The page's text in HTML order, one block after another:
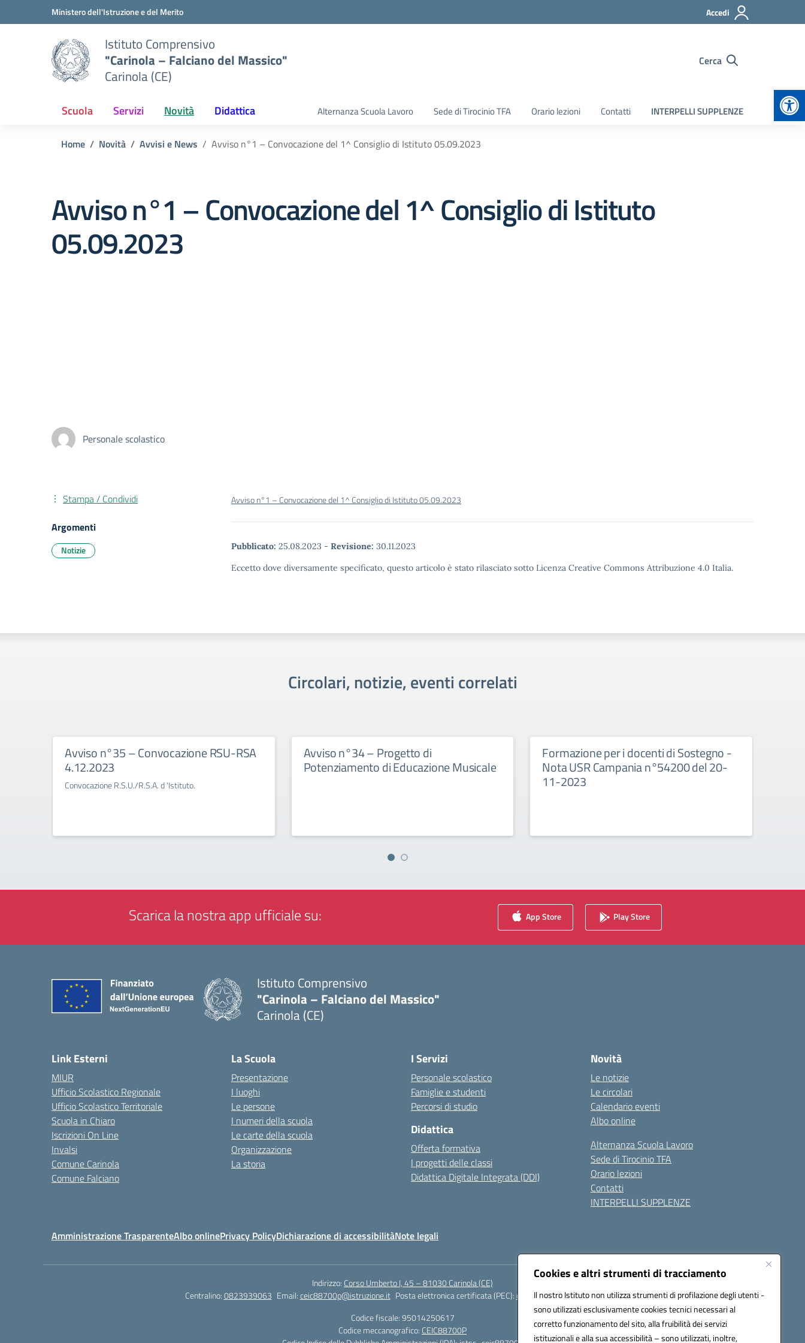
Cookies e altri strumenti di tracciamento
Il nostro Istituto non utilizza strumenti di profilazione degli utenti -
sono utilizzati esclusivamente cookies tecnici necessari al
corretto funzionamento del sito, alla fruibilità dei servizi
istituzionali e alla sua accessibilità – sono utilizzati, inoltre,
Vai ai contenuti
Vai al menu di navigazioneMinistero dell'Istruzione e del Merito Accedi
Istituto Comprensivo
"Carinola – Falciano del Massico"
Carinola (CE)
Cerca
Scuola Servizi Novità Didattica Alternanza Scuola Lavoro Sede di Tirocinio TFA Orario lezioni Contatti INTERPELLI SUPPLENZE
Home Novità Avvisi e News Avviso n°1 – Convocazione del 1^ Consiglio di Istituto 05.09.2023
Avviso n°1 – Convocazione del 1^ Consiglio di Istituto
05.09.2023
Personale scolastico
Avviso n°1 – Convocazione del 1^ Consiglio di Istituto 05.09.2023
Pubblicato: 25.08.2023 - Revisione: 30.11.2023
Eccetto dove diversamente specificato, questo articolo è stato rilasciato sotto Licenza Creative Commons Attribuzione 4.0 Italia.
Stampa / Condividi
Argomenti
Notizie
Circolari, notizie, eventi correlati
Avviso n°35 – Convocazione RSU-RSA
4.12.2023
Convocazione R.S.U./R.S.A. d 'Istituto.
Avviso n°34 – Progetto di
Potenziamento di Educazione Musicale
Formazione per i docenti di Sostegno -
Nota USR Campania n°54200 del 20-
11-2023
Scarica la nostra app ufficiale su: App Store Play Store
Istituto Comprensivo
"Carinola – Falciano del Massico"
Carinola (CE)
Link Esterni
MIUR
Ufficio Scolastico Regionale
Ufficio Scolastico Territoriale
Scuola in Chiaro
Iscrizioni On Line
Invalsi
Comune Carinola
Comune Falciano
La Scuola
Presentazione
I luoghi
Le persone
I numeri della scuola
Le carte della scuola
Organizzazione
La storia
I Servizi
Personale scolastico
Famiglie e studenti
Percorsi di studio
Didattica
Offerta formativa
I progetti delle classi
Didattica Digitale Integrata (DDI)
Novità
Le notizie
Le circolari
Calendario eventi
Albo online
Alternanza Scuola Lavoro
Sede di Tirocinio TFA
Orario lezioni
Contatti
INTERPELLI SUPPLENZE
Amministrazione TrasparenteAlbo onlinePrivacy PolicyDichiarazione di accessibilitàNote legali
Indirizzo: Corso Umberto I, 45 – 81030 Carinola (CE)
Centralino:0823939063 Email:ceic88700p@istruzione.it Posta elettronica certificata (PEC):ceic88700p@pec.istruzione.it
Codice fiscale: 95014250617
Codice meccanografico: CEIC88700P